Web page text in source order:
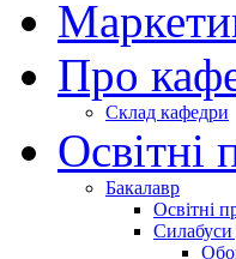
Про
Склад кафедри
Освітні
Бакалавр
Освітні
Силабуси